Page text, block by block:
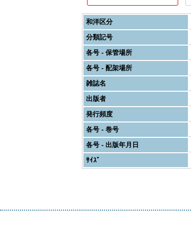
和洋区分
分類記号
各号 - 保管場所
各号 - 配架場所
雑誌名
出版者
発行頻度
各号 - 巻号
各号 - 出版年月日
ｻｲｽﾞ